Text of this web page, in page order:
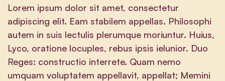
Lorem ipsum dolor sit amet, consectetur
adipiscing elit. Eam stabilem appellas. Philosophi
autem in suis lectulis plerumque moriuntur. Huius,
Lyco, oratione locuples, rebus ipsis ielunior. Duo
Reges: constructio interrete. Quam nemo
umquam voluptatem appellavit, appellat; Memini